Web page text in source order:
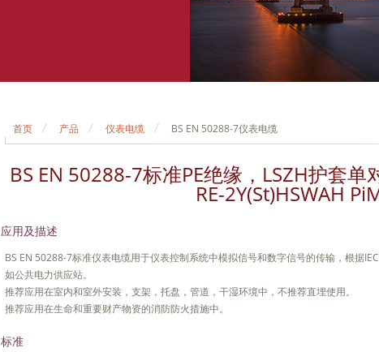
首页 产品 仪表电缆 BS EN 50288-7仪表电缆
BS EN 50288-7标准PE绝缘，LSZH护套
RE-2Y(St)HSWAH
应用及描述
BS EN 50288-7标准仪表电缆用于仪表控制系统中模拟信号和数字信号的传输，根据
如公共电力供应站。
推荐应用在室内和室外安装，支架，托盘，管道，干湿环境中，不推荐直埋使用。
推荐应用在生命和重要财产物资的消防防火措施中。
标准